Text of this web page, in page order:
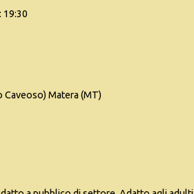
19:30
Caveoso) Matera (MT)